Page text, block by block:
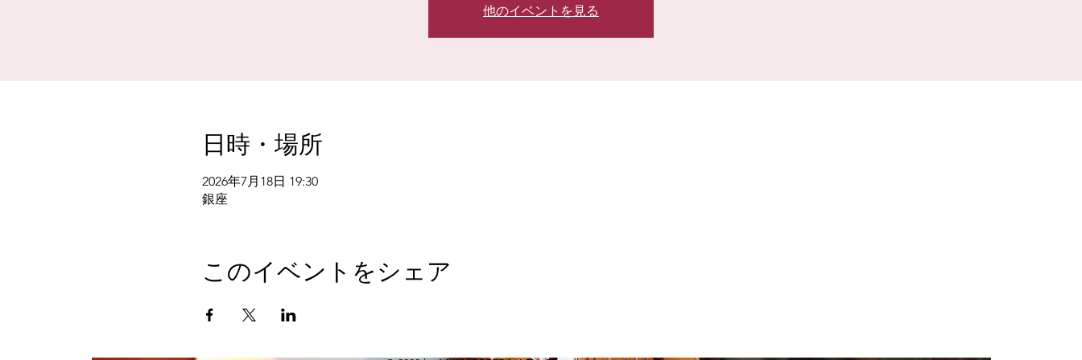
他のイベントを見る
日時・場所
2026年7月18日 19:30
銀座
このイベントをシェア